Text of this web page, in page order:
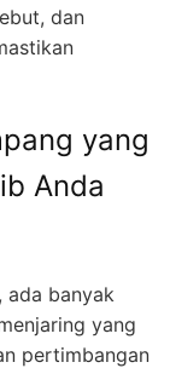
dan
yang
Anda
ada banyak
yang
pertimbangan